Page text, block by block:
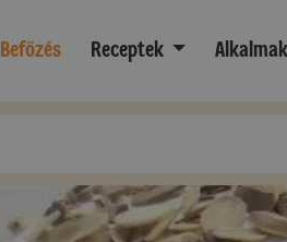
Befőzés Receptek Alkalmak